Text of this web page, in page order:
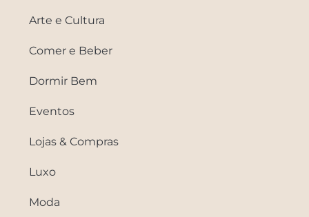
Arte e Cultura
Comer e Beber
Dormir Bem
Eventos
Lojas & Compras
Luxo
Moda